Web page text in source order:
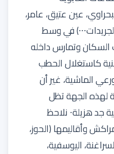
عين عتيق، عامر،
في وسط
وتمارس داخله
كاستغلال الحطب
الماشية، غير أن
لهذه الجهة تظل
جد هزيلة⸱ نلاحظ
وأقاليمها (الحوز،
اليوسفية،